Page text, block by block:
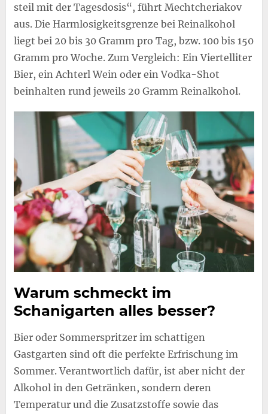
steil mit der Tagesdosis“, führt Mechtcheriakov
aus. Die Harmlosigkeitsgrenze bei Reinalkohol
liegt bei 20 bis 30 Gramm pro Tag, bzw. 100 bis 150
Gramm pro Woche. Zum Vergleich: Ein Viertelliter
Bier, ein Achterl Wein oder ein Vodka-Shot
beinhalten rund jeweils 20 Gramm Reinalkohol.
Warum schmeckt im
Schanigarten alles besser?
Bier oder Sommerspritzer im schattigen
Gastgarten sind oft die perfekte Erfrischung im
Sommer. Verantwortlich dafür, ist aber nicht der
Alkohol in den Getränken, sondern deren
Temperatur und die Zusatzstoffe sowie das